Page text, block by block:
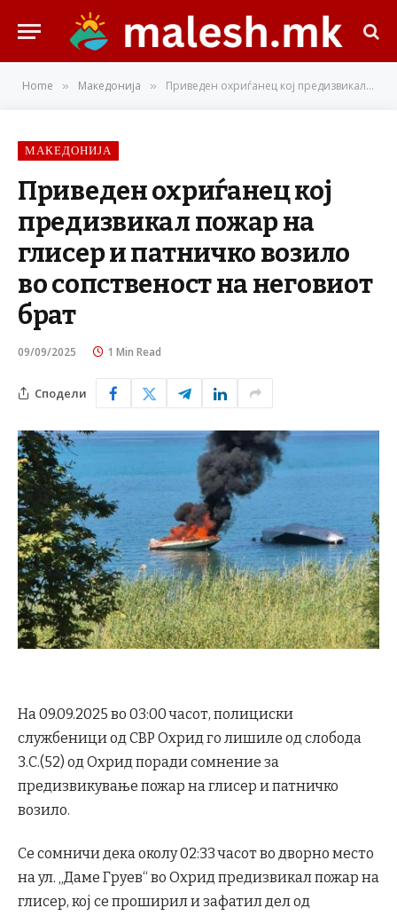
Home » Македонија » Приведен охриѓанец кој предизвикал пожар на глисер и патничко возило во сопственост на неговиот брат
МАКЕДОНИЈА
Приведен охриѓанец кој
предизвикал пожар на
глисер и патничко возило
во сопственост на неговиот
брат
09/09/2025 1 Min Read
Сподели
На 09.09.2025 во 03:00часот, полициски
службеници од СВР Охрид го лишиле од слобода
З.С.(52) од Охрид поради сомнение за
предизвикување пожар на глисер ипатничко
возило.
Се сомничи дека околу 02:33часотво дворно место
на ул. „Даме Груев“ во Охрид предизвикал пожар на
глисер, кој се проширилизафатил дел од